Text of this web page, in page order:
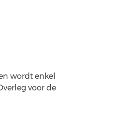
wordt enkel
voor de